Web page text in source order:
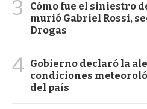
3
Cómo fue el siniestro
murió Gabriel Rossi,
Drogas
4 Gobierno declaró la
condiciones
del país